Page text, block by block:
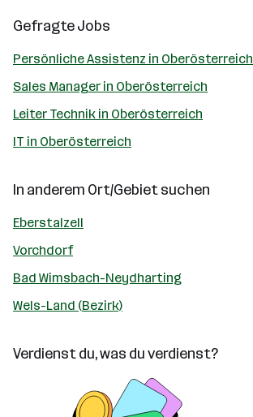
Gefragte Jobs
Persönliche Assistenz in Oberösterreich
Sales Manager in Oberösterreich
Leiter Technik in Oberösterreich
IT in Oberösterreich
In anderem Ort/Gebiet suchen
Eberstalzell
Vorchdorf
Bad Wimsbach-Neydharting
Wels-Land (Bezirk)
Verdienst du, was du verdienst?